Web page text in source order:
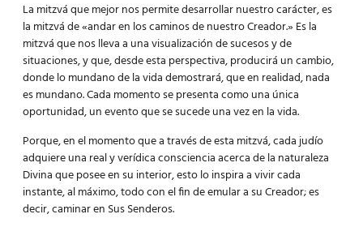
La mitzvá que mejor nos permite desarrollar nuestro carácter, es
la mitzvá de «andar en los caminos de nuestro Creador.» Es la
mitzvá que nos lleva a una visualización de sucesos y de
situaciones, y que, desde esta perspectiva, producirá un cambio,
donde lo mundano de la vida demostrará, que en realidad, nada
es mundano. Cada momento se presenta como una única
oportunidad, un evento que se sucede una vez en la vida.
Porque, en el momento que a través de esta mitzvá, cada judío
adquiere una real y verídica consciencia acerca de la naturaleza
Divina que posee en su interior, esto lo inspira a vivir cada
instante, al máximo, todo con el fin de emular a su Creador; es
decir, caminar en Sus Senderos.